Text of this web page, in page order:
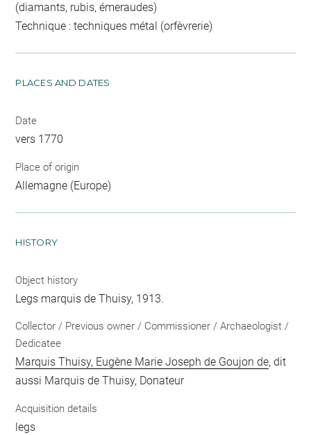
(diamants, rubis, émeraudes)
Technique : techniques métal (orfèvrerie)
PLACES AND DATES
Date
vers 1770
Place of origin
Allemagne (Europe)
HISTORY
Object history
Legs marquis de Thuisy, 1913.
Collector / Previous owner / Commissioner / Archaeologist /
Dedicatee
Marquis Thuisy, Eugène Marie Joseph de Goujon de, dit
aussi Marquis de Thuisy, Donateur
Acquisition details
legs